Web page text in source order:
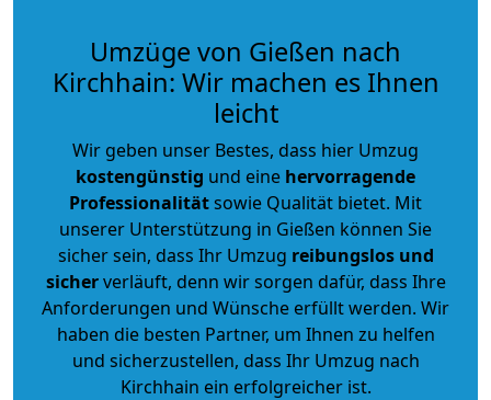
Umzüge von Gießen nach
Kirchhain: Wir machen es Ihnen
leicht
Wir geben unser Bestes, dass hier Umzug
kostengünstig und eine hervorragende
Professionalitätsowie Qualität bietet. Mit
unserer Unterstützung in Gießen können Sie
sicher sein, dass Ihr Umzug reibungslos und
sicherverläuft, denn wir sorgen dafür, dass Ihre
Anforderungen und Wünsche erfüllt werden. Wir
haben die besten Partner, um Ihnen zu helfen
und sicherzustellen, dass Ihr Umzug nach
Kirchhain ein erfolgreicher ist.